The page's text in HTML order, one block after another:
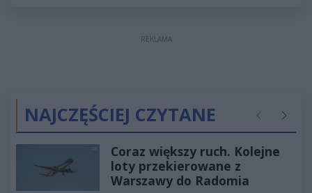
REKLAMA
NAJCZĘŚCIEJ CZYTANE Poprzednie
Coraz większy ruch. Kolejne
loty przekierowane z
Warszawy do Radomia